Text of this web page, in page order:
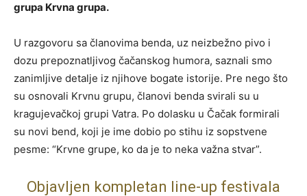
grupa Krvna grupa.
U razgovoru sa članovima benda, uz neizbežno pivo i
dozu prepoznatljivog čačanskog humora, saznali smo
zanimljive detalje iz njihove bogate istorije. Pre nego što
su osnovali Krvnu grupu, članovi benda svirali su u
kragujevačkoj grupi Vatra. Po dolasku u Čačak formirali
su novi bend, koji je ime dobio po stihu iz sopstvene
pesme: “Krvne grupe, ko da je to neka važna stvar”.
Objavljen kompletan line-up festivala